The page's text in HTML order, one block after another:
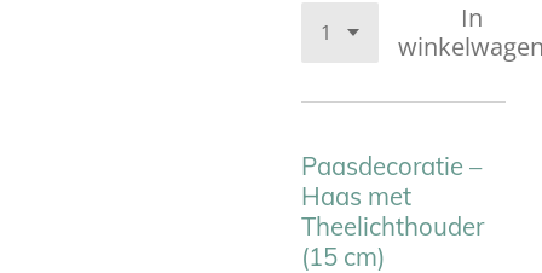
In
Paasdecoratie –
Haas met
Theelichthouder
(15 cm)